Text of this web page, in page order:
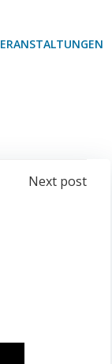
Next post